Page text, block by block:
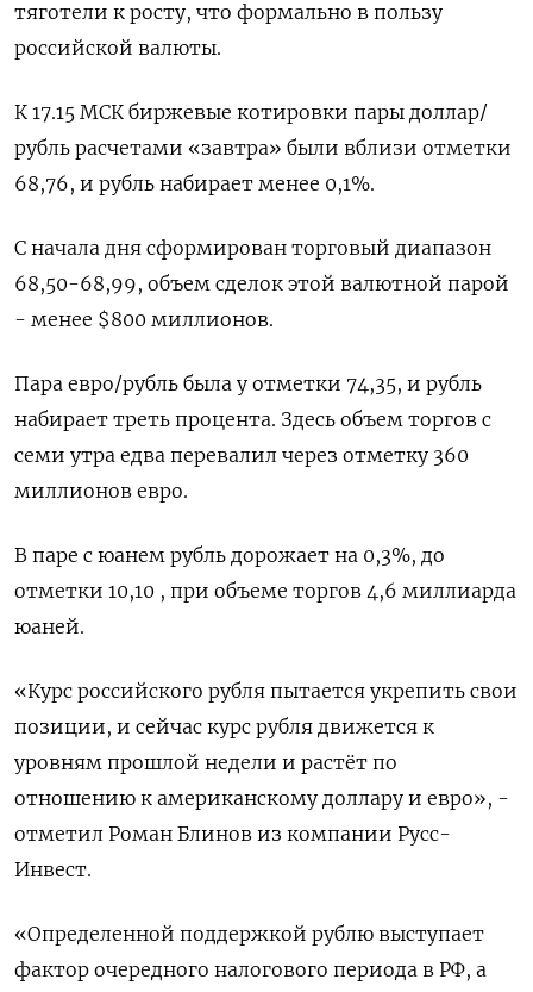
тяготели к росту, что формально в пользу
российской валюты.
К 17.15 МСК биржевые котировки пары доллар/
рубль расчетами «завтра» были вблизи отметки
68,76, и рубль набирает менее 0,1%.
С начала дня сформирован торговый диапазон
68,50-68,99, объем сделок этой валютной парой
- менее $800 миллионов.
Пара евро/рубль была у отметки 74,35, и рубль
набирает треть процента. Здесь объем торгов с
семи утра едва перевалил через отметку 360
миллионов евро.
В паре с юанем рубль дорожает на 0,3%, до
отметки 10,10 , при объеме торгов 4,6 миллиарда
юаней.
«Курс российского рубля пытается укрепить свои
позиции, и сейчас курс рубля движется к
уровням прошлой недели и растёт по
отношению к американскому доллару и евро», -
отметил Роман Блинов из компании Русс-
Инвест.
«Определенной поддержкой рублю выступает
фактор очередного налогового периода в РФ, а